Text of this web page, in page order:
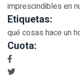
imprescindibles en
Etiquetas:
qué cosas hace un
Cuota: